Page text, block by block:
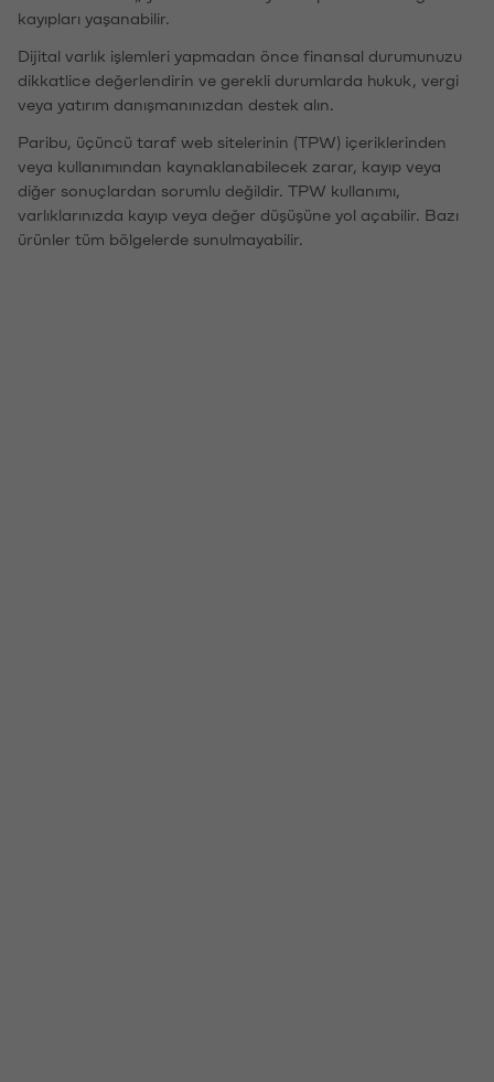
kayıpları yaşanabilir.
Dijital varlık işlemleri yapmadan önce finansal durumunuzu
dikkatlice değerlendirin ve gerekli durumlarda hukuk, vergi
veya yatırım danışmanınızdan destek alın.
Paribu, üçüncü taraf web sitelerinin (TPW) içeriklerinden
veya kullanımından kaynaklanabilecek zarar, kayıp veya
diğer sonuçlardan sorumlu değildir. TPW kullanımı,
varlıklarınızda kayıp veya değer düşüşüne yol açabilir. Bazı
ürünler tüm bölgelerde sunulmayabilir.